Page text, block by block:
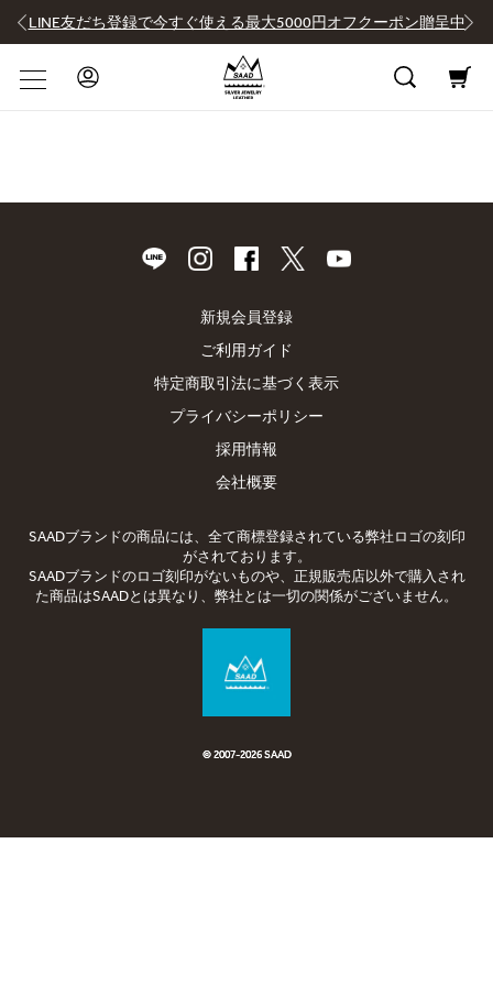
LINE友だち登録で今すぐ使える最大5000円オフクーポン贈呈中
新規会員登録
ご利用ガイド
特定商取引法に基づく表示
プライバシーポリシー
採用情報
会社概要
SAADブランドの商品には、全て商標登録されている弊社ロゴの刻印
がされております。
SAADブランドのロゴ刻印がないものや、正規販売店以外で購入され
た商品はSAADとは異なり、弊社とは一切の関係がございません。
© 2007-2026 SAAD
© 2007-2026 SAAD